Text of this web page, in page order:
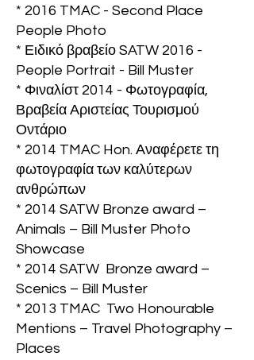
* 2016 TMAC - Second Place
People Photo
* Ειδικό βραβείο SATW 2016 -
People Portrait - Bill Muster
* Φιναλίστ 2014 - Φωτογραφία,
Βραβεία Αριστείας Τουρισμού
Οντάριο
* 2014 TMAC Hon. Αναφέρετε τη
φωτογραφία των καλύτερων
ανθρώπων
* 2014 SATW Bronze award –
Animals – Bill Muster Photo
Showcase
* 2014 SATW Bronze award –
Scenics – Bill Muster
* 2013 TMAC Two Honourable
Mentions – Travel Photography –
Places